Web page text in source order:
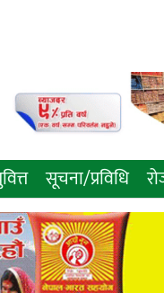
सूचना/प्रविधि